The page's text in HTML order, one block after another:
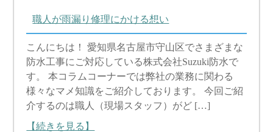
職人が雨漏り修理にかける想い
こんにちは！ 愛知県名古屋市守山区でさまざまな
防水工事にご対応している株式会社Suzuki防水で
す。 本コラムコーナーでは弊社の業務に関わる
様々なマメ知識をご紹介しております。 今回ご紹
介するのは職人（現場スタッフ）がど […]
【続きを見る】